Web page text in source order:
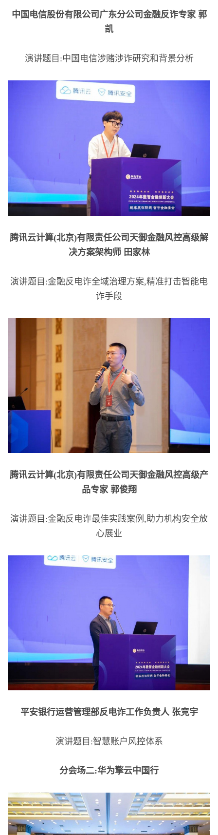
中国电信股份有限公司广东分公司金融反诈专家 郭
凯
演讲题目:中国电信涉赌涉诈研究和背景分析
腾讯云计算(北京)有限责任公司天御金融风控高级解
决方案架构师 田家林
演讲题目:金融反电诈全域治理方案,精准打击智能电
诈手段
腾讯云计算(北京)有限责任公司天御金融风控高级产
品专家 郭俊翔
演讲题目:金融反电诈最佳实践案例,助力机构安全放
心展业
平安银行运营管理部反电诈工作负责人 张竞宇
演讲题目:智慧账户风控体系
分会场二:华为擎云中国行